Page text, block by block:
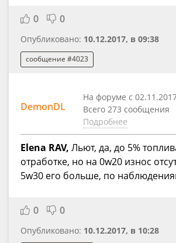
0 0
Опубликовано: 10.12.2017, в 09:38
сообщение #4023
DemonDL
На форуме с
Всего 273 сообщения
Подробнее
Elena RAV, Льют, да, до 5%
отработке, но на 0w20 износ
5w30 его больше, по
0 0
Опубликовано: 10.12.2017, в 10:28